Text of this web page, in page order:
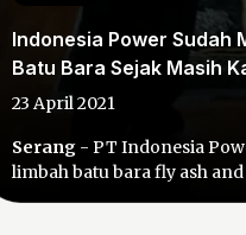
Indonesia Power Sudah
Batu Bara Sejak Masih
23 April 2021
Serang - PT Indonesia
limbah batu bara fly ash and